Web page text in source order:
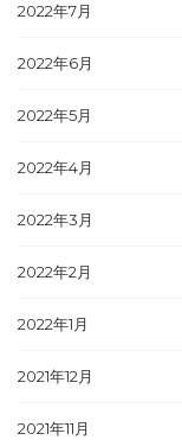
2022年7月
2022年6月
2022年5月
2022年4月
2022年3月
2022年2月
2022年1月
2021年12月
2021年11月